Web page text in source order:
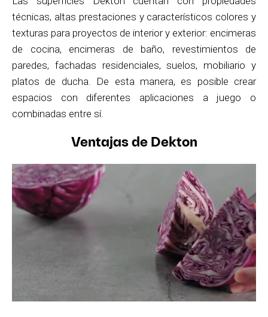
técnicas, altas prestaciones y característicos colores y
texturas para proyectos de interior y exterior: encimeras
de cocina, encimeras de baño, revestimientos de
paredes, fachadas residenciales, suelos, mobiliario y
platos de ducha. De esta manera, es posible crear
espacios con diferentes aplicaciones a juego o
combinadas entre sí.
Ventajas de Dekton